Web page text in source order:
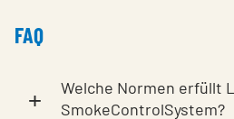
FAQ
+
Welche Normen erfüllt
SmokeControlSystem?